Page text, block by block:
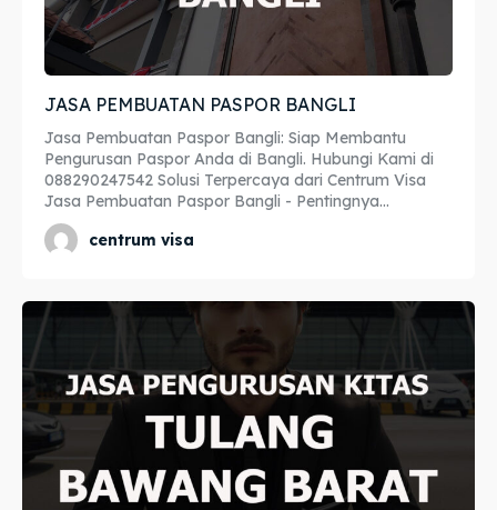
Penerjemah
Asuransi
Blog
Penerjemah
Asuransi
Blog
JASA PEMBUATAN PASPOR BANGLI
Jasa Pembuatan Paspor Bangli: Siap Membantu
Pengurusan Paspor Anda di Bangli. Hubungi Kami di
088290247542 Solusi Terpercaya dari Centrum Visa
Jasa Pembuatan Paspor Bangli - Pentingnya...
centrum visa